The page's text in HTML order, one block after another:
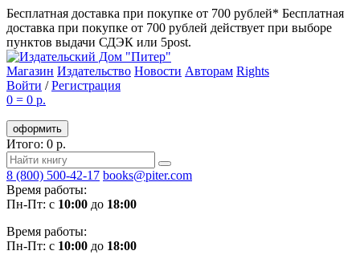
Бесплатная доставка при покупке от 700 рублей* Бесплатная
доставка при покупке от 700 рублей действует при выборе
пунктов выдачи СДЭК или 5post.
Магазин Издательство Новости Авторам Rights
Войти /Регистрация
0 = 0 р.
оформить
Итого: 0 р.
8 (800) 500-42-17 books@piter.com
Время работы:
Пн-Пт: с 10:00 до 18:00
Время работы:
Пн-Пт: с 10:00 до 18:00